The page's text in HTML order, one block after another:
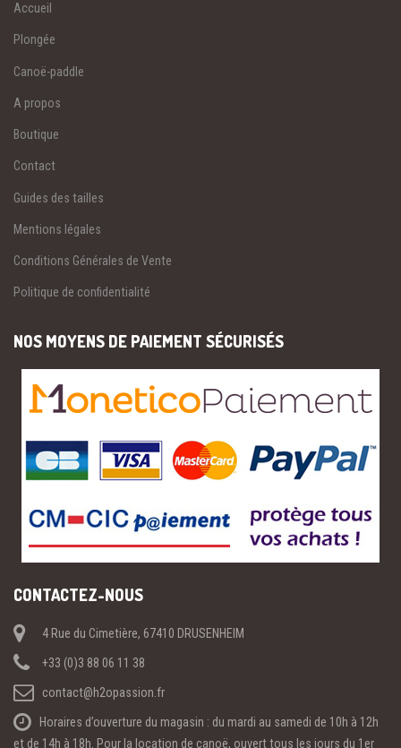
Accueil
Plongée
Canoë-paddle
A propos
Boutique
Contact
Guides des tailles
Mentions légales
Conditions Générales de Vente
Politique de confidentialité
NOS MOYENS DE PAIEMENT SÉCURISÉS
CONTACTEZ-NOUS
4 Rue du Cimetière, 67410 DRUSENHEIM
+33 (0)3 88 06 11 38
contact@h2opassion.fr
Horaires d’ouverture du magasin : du mardi au samedi de 10h à 12h
et de 14h à 18h. Pour la location de canoë, ouvert tous les jours du 1er